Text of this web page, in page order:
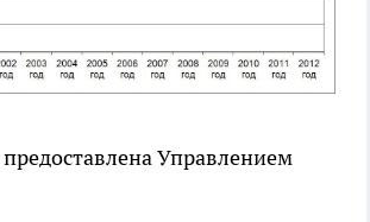
Управлением